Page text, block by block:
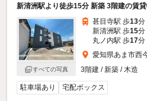
新清洲駅より徒歩15分 新築 3階建の賃
すべての写真
甚目寺駅 歩13分
新清洲駅 歩15分
丸ノ内駅 歩17分
愛知県あま市西
3階建 / 新築 / 木造
駐車場あり 宅配ボックス